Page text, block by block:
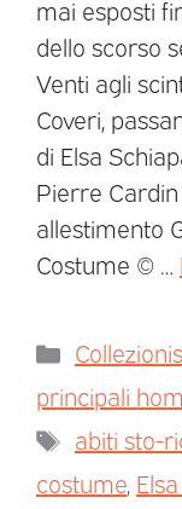
mai esposti
dello scorso
Venti agli
Coveri,
di Elsa
Pierre
allestimento
Costume © …
principali
abiti sto-
costume,